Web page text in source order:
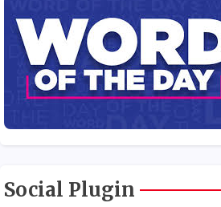
Social Plugin